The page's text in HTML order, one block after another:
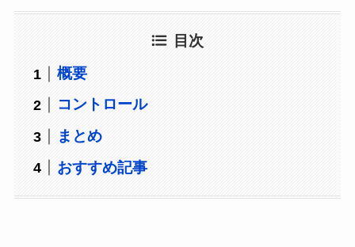
目次
概要
コントロール
まとめ
おすすめ記事